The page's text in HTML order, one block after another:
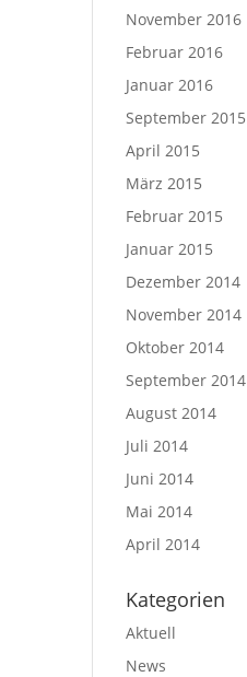
November 2016
Februar 2016
Januar 2016
September 2015
April 2015
März 2015
Februar 2015
Januar 2015
Dezember 2014
November 2014
Oktober 2014
September 2014
August 2014
Juli 2014
Juni 2014
Mai 2014
April 2014
Kategorien
Aktuell
News